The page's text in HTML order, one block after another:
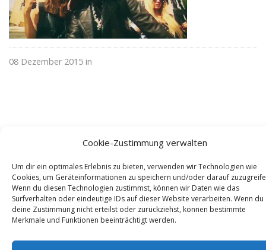
Cookie-Zustimmung verwalten
Um dir ein optimales Erlebnis zu bieten, verwenden wir Technologien wie
Cookies, um Geräteinformationen zu speichern und/oder darauf
Wenn du diesen Technologien zustimmst, können wir Daten wie das
Surfverhalten oder eindeutige IDs auf dieser Website verarbeiten. Wenn du
deine Zustimmung nicht erteilst oder zurückziehst, können bestimmte
Merkmale und Funktionen beeinträchtigt werden.
08 Dezember 2015 in
© NewDEF 2026